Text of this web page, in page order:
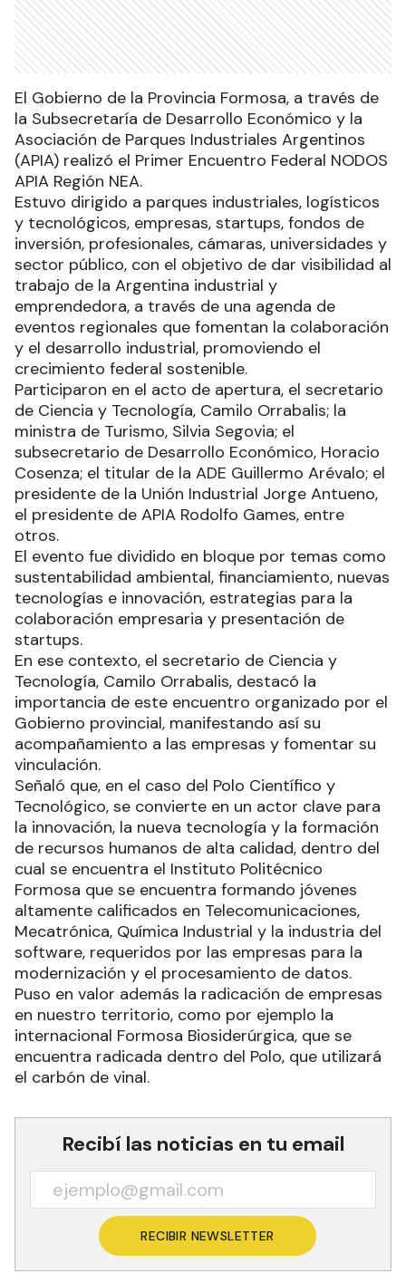
El Gobierno de la Provincia Formosa, a través de
la Subsecretaría de Desarrollo Económico y la
Asociación de Parques Industriales Argentinos
(APIA) realizó el Primer Encuentro Federal NODOS
APIA Región NEA.
Estuvo dirigido a parques industriales, logísticos
y tecnológicos, empresas, startups, fondos de
inversión, profesionales, cámaras, universidades y
sector público, con el objetivo de dar visibilidad al
trabajo de la Argentina industrial y
emprendedora, a través de una agenda de
eventos regionales que fomentan la colaboración
y el desarrollo industrial, promoviendo el
crecimiento federal sostenible.
Participaron en el acto de apertura, el secretario
de Ciencia y Tecnología, Camilo Orrabalis; la
ministra de Turismo, Silvia Segovia; el
subsecretario de Desarrollo Económico, Horacio
Cosenza; el titular de la ADE Guillermo Arévalo; el
presidente de la Unión Industrial Jorge Antueno,
el presidente de APIA Rodolfo Games, entre
otros.
El evento fue dividido en bloque por temas como
sustentabilidad ambiental, financiamiento, nuevas
tecnologías e innovación, estrategias para la
colaboración empresaria y presentación de
startups.
En ese contexto, el secretario de Ciencia y
Tecnología, Camilo Orrabalis, destacó la
importancia de este encuentro organizado por el
Gobierno provincial, manifestando así su
acompañamiento a las empresas y fomentar su
vinculación.
Señaló que, en el caso del Polo Científico y
Tecnológico, se convierte en un actor clave para
la innovación, la nueva tecnología y la formación
de recursos humanos de alta calidad, dentro del
cual se encuentra el Instituto Politécnico
Formosa que se encuentra formando jóvenes
altamente calificados en Telecomunicaciones,
Mecatrónica, Química Industrial y la industria del
software, requeridos por las empresas para la
modernización y el procesamiento de datos.
Puso en valor además la radicación de empresas
en nuestro territorio, como por ejemplo la
internacional Formosa Biosiderúrgica, que se
encuentra radicada dentro del Polo, que utilizará
el carbón de vinal.
Recibí las noticias en tu email
RECIBIR NEWSLETTER